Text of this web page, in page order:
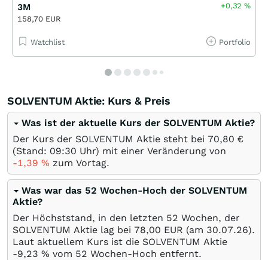
3M
158,70 EUR
+0,32%
Watchlist Portfolio
SOLVENTUM Aktie: Kurs & Preis
Was ist der aktuelle Kurs der SOLVENTUM Aktie?
Der Kurs der SOLVENTUM Aktie steht bei 70,80 €
(Stand: 09:30 Uhr) mit einer Veränderung von
-1,39 % zum Vortag.
Was war das 52 Wochen-Hoch der SOLVENTUM
Aktie?
Der Höchststand, in den letzten 52 Wochen, der
SOLVENTUM Aktie lag bei 78,00 EUR (am 30.07.26).
Laut aktuellem Kurs ist die SOLVENTUM Aktie
-9,23 % vom 52 Wochen-Hoch entfernt.